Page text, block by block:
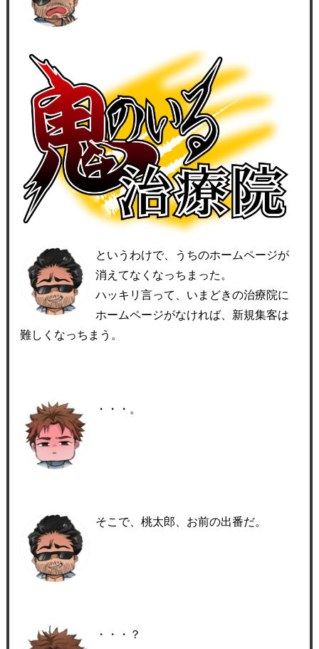
というわけで、うちのホームページが
消えてなくなっちまった。
ハッキリ言って、いまどきの治療院に
ホームページがなければ、新規集客は
難しくなっちまう。
・・・。
そこで、桃太郎、お前の出番だ。
・・・？